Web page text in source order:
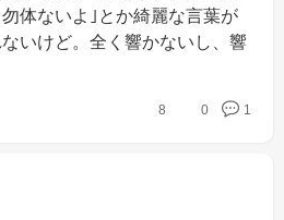
体ないよ｣とか綺麗な言葉が
いけど。全く響かないし、響
8 0 1